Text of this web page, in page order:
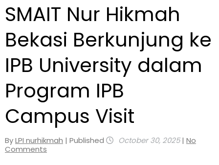
SMAIT Nur Hikmah
Bekasi Berkunjung ke
IPB University dalam
Program IPB
Campus Visit
ByLPI nurhikmah | Published October 30, 2025| No
Comments